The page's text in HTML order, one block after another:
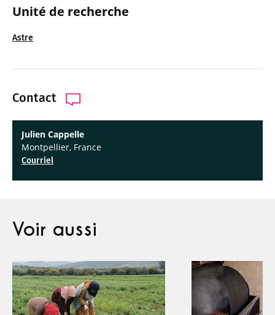
Unité de recherche
Astre
Contact
Julien Cappelle
Montpellier, France
Courriel
Voir aussi